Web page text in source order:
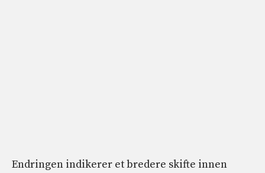
Endringen indikerer et bredere skifte innen